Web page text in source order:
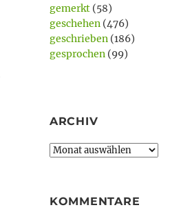
gemerkt(58)
geschehen(476)
geschrieben(186)
gesprochen(99)
ARCHIV
Archiv
KOMMENTARE